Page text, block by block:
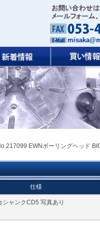
EWNボーリングヘッド
仕様
シャンクCD5 写真あり